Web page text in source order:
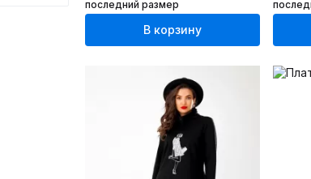
последний размер
В корзину